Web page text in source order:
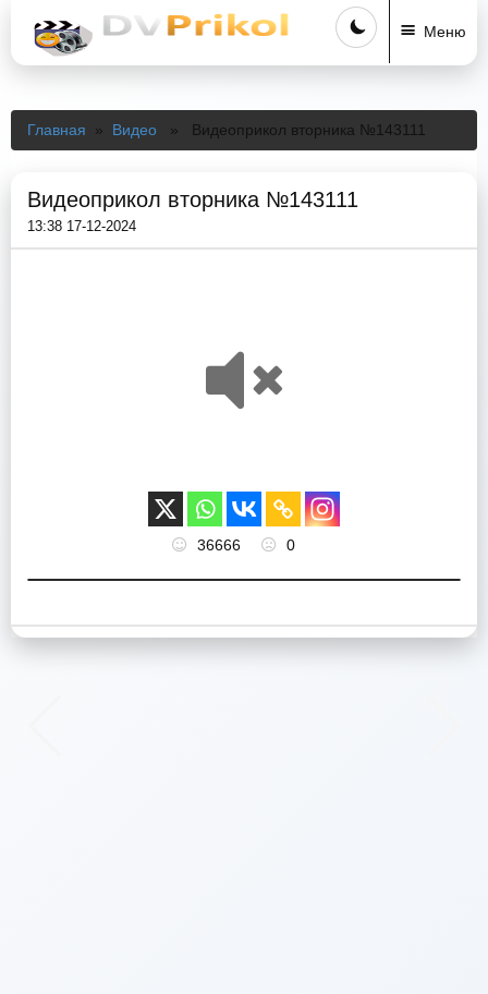
Меню
Главная » Видео » Видеоприкол вторника №143111
Видеоприкол вторника №143111
13:38 17-12-2024
36666 0